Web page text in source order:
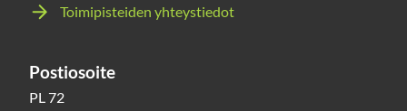
Toimipisteiden yhteystiedot
Postiosoite
PL 72